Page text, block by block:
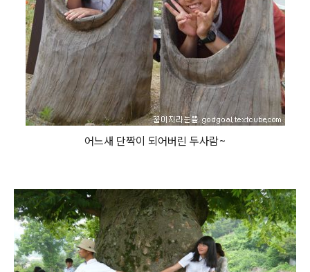
어느새 단짝이 되어버린 두사람~